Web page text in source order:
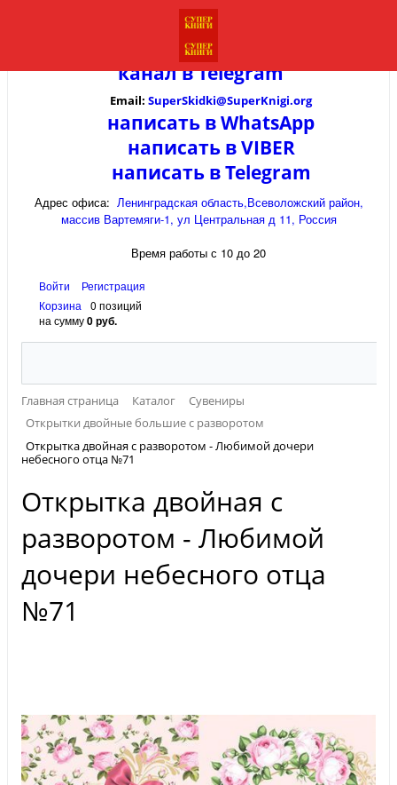
канал вTelegram
Email: SuperSkidki@SuperKnigi.org
написать в WhatsApp
написать в VIBER
написать в Telegram
Адрес офиса: Ленинградская область,Всеволожский район,
массив Вартемяги-1, ул Центральная д 11, Россия
Время работы с 10 до 20
Войти
Регистрация
Корзина
0 позиций
на сумму0 руб.
Главная страница Каталог
Сувениры
Открытки двойные большие с разворотом
Открытка двойная с разворотом - Любимой дочери
небесного отца №71
Открытка двойная с
разворотом - Любимой
дочери небесного отца
№71